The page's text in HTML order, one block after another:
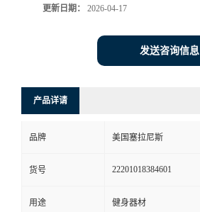
留
言
更新日期： 2026-04-17
发送咨询信息
产品详请
品牌 美国塞拉尼斯
货号 22201018384601
用途 健身器材